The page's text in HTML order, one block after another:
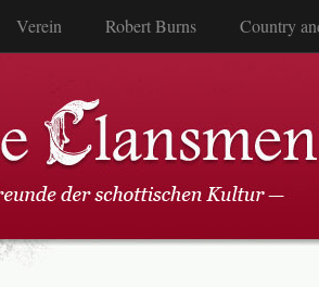
Verein Robert Burns Country